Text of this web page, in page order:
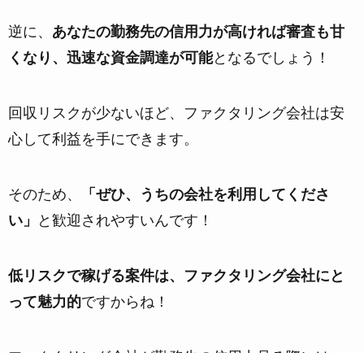
逆に、 あなたの勤務先の信用力が高ければ審査も甘
くなり、迅速な資金調達が可能となるでしょう！
回収リスクが少ないほど、ファクタリング会社は安
心して利益を手にできます。
そのため、
「ぜひ、うちの会社を利用してくださ
い」
と歓迎されやすいんです！
低リスクで稼げる案件は、ファクタリング会社にと
って魅力的ですからね！